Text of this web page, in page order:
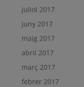
juliol 2017
juny 2017
maig 2017
abril 2017
març 2017
febrer 2017